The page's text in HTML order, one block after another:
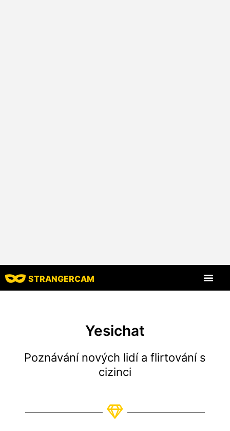
STRANGERCAM
Yesichat
Poznávání nových lidí a flirtování s
cizinci